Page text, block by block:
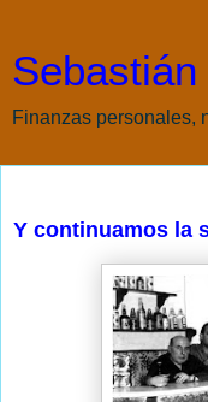
Finanzas personales,
Y continuamos la